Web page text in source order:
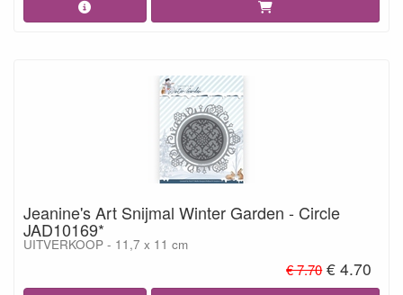
Jeanine's Art Snijmal Winter Garden - Circle
JAD10169*
UITVERKOOP - 11,7 x 11 cm
€ 7.70 € 4.70